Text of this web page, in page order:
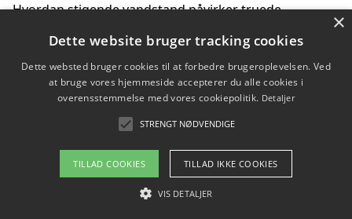
Hvordan stigende vandstand påvirker truede
Sådan vælger du de bedste vandrerygsække til
vandreture i Danmark
Copyright 2026 - Pilanto Aps
Om / kontakt
×
Dette website bruger tracking cookies
Dette websted bruger cookies til at forbedre brugeroplevelsen. Ved
at bruge vores hjemmeside accepterer du alle cookies i
overensstemmelse med vores cookiepolitik. Detaljer
STRENGT NØDVENDIGE
TILLAD COOKIES TILLAD IKKE COOKIES
VIS DETALJER